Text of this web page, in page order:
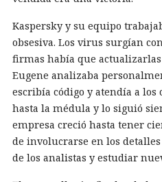
Kaspersky y su equipo
obsesiva. Los virus surgían
firmas había que
Eugene analizaba
escribía código y atendía a los
hasta la médula y lo siguió
empresa creció hasta tener
de involucrarse en los
de los analistas y estudiar